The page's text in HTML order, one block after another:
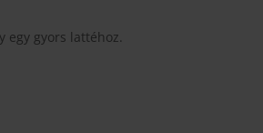
egy gyors lattéhoz.